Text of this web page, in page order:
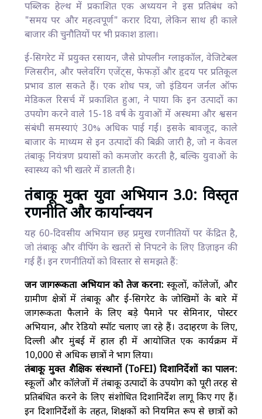
पब्लिक हेल्थ में प्रकाशित एक अध्ययन ने इस प्रतिबंध को
"समय पर और महत्वपूर्ण" करार दिया, लेकिन साथ ही काले
बाजार की चुनौतियों पर भी प्रकाश डाला।
ई-सिगरेट में प्रयुक्त रसायन, जैसे प्रोपलीन ग्लाइकॉल, वेजिटेबल
ग्लिसरीन, और फ्लेवरिंग एजेंट्स, फेफड़ों और हृदय पर प्रतिकूल
प्रभाव डाल सकते हैं। एक शोध पत्र, जो इंडियन जर्नल ऑफ
मेडिकल रिसर्च में प्रकाशित हुआ, ने पाया कि इन उत्पादों का
उपयोग करने वाले 15-18 वर्ष के युवाओं में अस्थमा और श्वसन
संबंधी समस्याएं 30% अधिक पाई गईं। इसके बावजूद, काले
बाजार के माध्यम से इन उत्पादों की बिक्री जारी है, जो न केवल
तंबाकू नियंत्रण प्रयासों को कमजोर करती है, बल्कि युवाओं के
स्वास्थ्य को भी खतरे में डालती है।
तंबाकू मुक्त युवा अभियान 3.0: विस्तृत
रणनीति और कार्यान्वयन
यह 60-दिवसीय अभियान छह प्रमुख रणनीतियों पर केंद्रित है,
जो तंबाकू और वीपिंग के खतरों से निपटने के लिए डिज़ाइन की
गई हैं। इन रणनीतियों को विस्तार से समझते हैं:
जन जागरूकता अभियान को तेज करना: स्कूलों, कॉलेजों, और
ग्रामीण क्षेत्रों में तंबाकू और ई-सिगरेट के जोखिमों के बारे में
जागरूकता फैलाने के लिए बड़े पैमाने पर सेमिनार, पोस्टर
अभियान, और रेडियो स्पॉट चलाए जा रहे हैं। उदाहरण के लिए,
दिल्ली और मुंबई में हाल ही में आयोजित एक कार्यक्रम में
10,000 से अधिक छात्रों ने भाग लिया।
तंबाकू मुक्त शैक्षिक संस्थानों (ToFEI) दिशानिर्देशों का पालन:
स्कूलों और कॉलेजों में तंबाकू उत्पादों के उपयोग को पूरी तरह से
प्रतिबंधित करने के लिए संशोधित दिशानिर्देश लागू किए गए हैं।
इन दिशानिर्देशों के तहत, शिक्षकों को नियमित रूप से छात्रों को